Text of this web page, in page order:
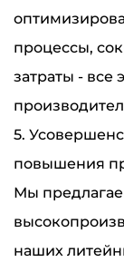
процессы,
затраты - все
5.
повышения
Мы
наших